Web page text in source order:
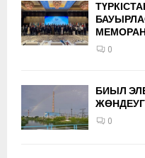
0
БИЫЛ
0